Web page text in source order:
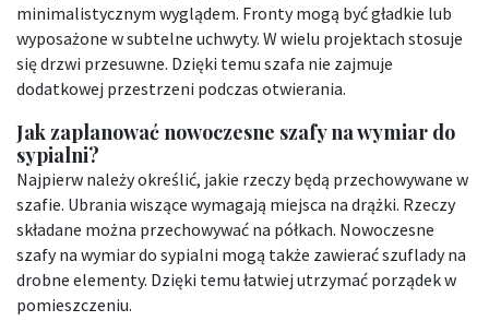
minimalistycznym wyglądem. Fronty mogą być gładkie lub
wyposażone w subtelne uchwyty. W wielu projektach stosuje
się drzwi przesuwne. Dzięki temu szafa nie zajmuje
dodatkowej przestrzeni podczas otwierania.
Jak zaplanować nowoczesne szafy na wymiar do
sypialni?
Najpierw należy określić, jakie rzeczy będą przechowywane w
szafie. Ubrania wiszące wymagają miejsca na drążki. Rzeczy
składane można przechowywać na półkach. Nowoczesne
szafy na wymiar do sypialni mogą także zawierać szuflady na
drobne elementy. Dzięki temu łatwiej utrzymać porządek w
pomieszczeniu.